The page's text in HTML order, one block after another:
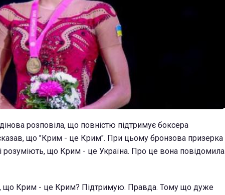
розповіла, що повністю підтримує боксера
що "Крим - це Крим". При цьому бронзова призерка
розуміють, що Крим - це Україна. Про це вона повідомила
що Крим - це Крим? Підтримую. Правда. Тому що дуже